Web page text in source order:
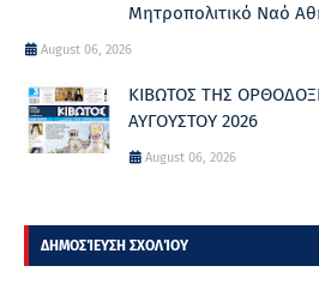
Μητροπολιτικό Ναό
August 06, 2026
ΚΙΒΩΤΟΣ ΤΗΣ
ΑΥΓΟΥΣΤΟΥ 2026
August 06, 2026
ΔΗΜΟΣΊΕΥΣΗ ΣΧΟΛΊΟΥ